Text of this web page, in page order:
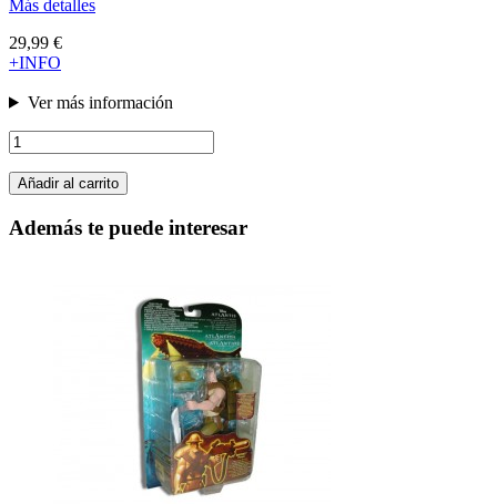
Más detalles
29,99 €
+INFO
Ver más información
Añadir al carrito
Además te puede interesar